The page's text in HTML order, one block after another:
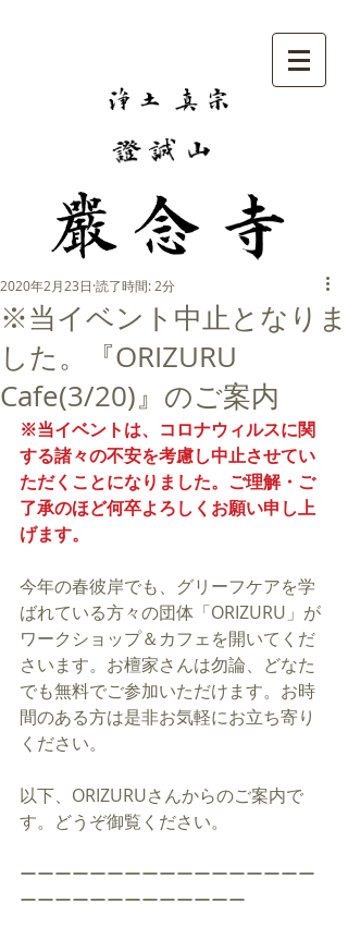
※当イベント中止となりま
した。『ORIZURU
Cafe(3/20)』のご案内
2020年2月23日 読了時間: 2分
※当イベントは、コロナウィルスに関
する諸々の不安を考慮し中止させてい
ただくことになりました。ご理解・ご
了承のほど何卒よろしくお願い申し上
げます。
今年の春彼岸でも、グリーフケアを学
ばれている方々の団体「ORIZURU」が
ワークショップ＆カフェを開いてくだ
さいます。お檀家さんは勿論、どなた
でも無料でご参加いただけます。お時
間のある方は是非お気軽にお立ち寄り
ください。
以下、ORIZURUさんからのご案内で
す。どうぞ御覧ください。
ーーーーーーーーーーーーーーーーー
ーーーーーーーーーーーーー